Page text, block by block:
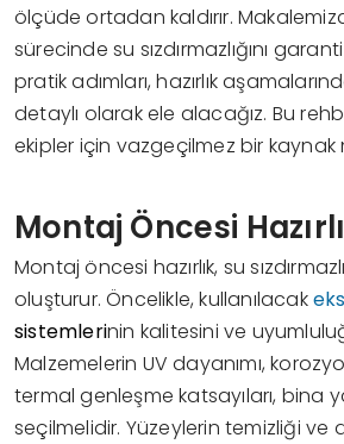
ölçüde ortadan kaldırır.
sürecinde su sızdırmazlığını
pratik adımları, hazırlık
detaylı olarak ele alacağız. Bu
ekipler için vazgeçilmez bir kaynak
Montaj Öncesi
Montaj öncesi hazırlık, su
oluşturur. Öncelikle, kullanılacak
sistemlerinin kalitesini ve
Malzemelerin UV dayanımı,
termal genleşme katsayıları, bina
seçilmelidir. Yüzeylerin temizliği ve